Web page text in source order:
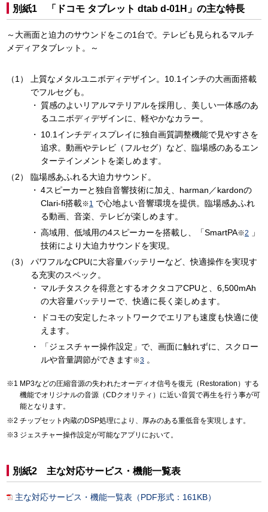
別紙1 「ドコモ タブレット dtab d-01H」の主な特長
～大画面と迫力のサウンドをこの1台で。テレビも見られるマルチ
メディアタブレット。～
上質なメタルユニボディデザイン。10.1インチの大画面搭載
でフルセグも。
質感のよいリアルマテリアルを採用し、美しい一体感のあ
るユニボディデザインに、軽やかなカラー。
10.1インチディスプレイに独自画質調整機能で見やすさを
追求。動画やテレビ（フルセグ）など、臨場感のあるエン
ターテインメントを楽しめます。
臨場感あふれる大迫力サウンド。
4スピーカーと独自音響技術に加え、harman／kardonの
Clari-fi搭載※1 で心地よい音響環境を提供。臨場感あふれ
る動画、音楽、テレビが楽しめます。
高域用、低域用の4スピーカーを搭載し、「SmartPA※2
」
技術により大迫力サウンドを実現。
パワフルなCPUに大容量バッテリーなど、快適操作を実現す
る充実のスペック。
マルチタスクを得意とするオクタコアCPUと、6,500mAh
の大容量バッテリーで、快適に長く楽しめます。
ドコモの安定したネットワークでエリアも速度も快適に使
えます。
「ジェスチャー操作設定」で、画面に触れずに、スクロー
ルや音量調節ができます※3 。
MP3などの圧縮音源の失われたオーディオ信号を復元（Restoration）する
機能でオリジナルの音源（CDクオリティ）に近い音質で再生を行う事が可
能となります。
チップセット内蔵のDSP処理により、厚みのある重低音を実現します。
ジェスチャー操作設定が可能なアプリにおいて。
別紙2 主な対応サービス・機能一覧表
主な対応サービス・機能一覧表（PDF形式：161KB）